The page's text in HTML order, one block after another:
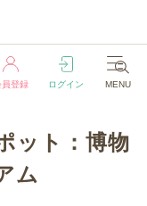
員登録 ログイン MENU
員登録 ログイン MENU
ット：博物
ム